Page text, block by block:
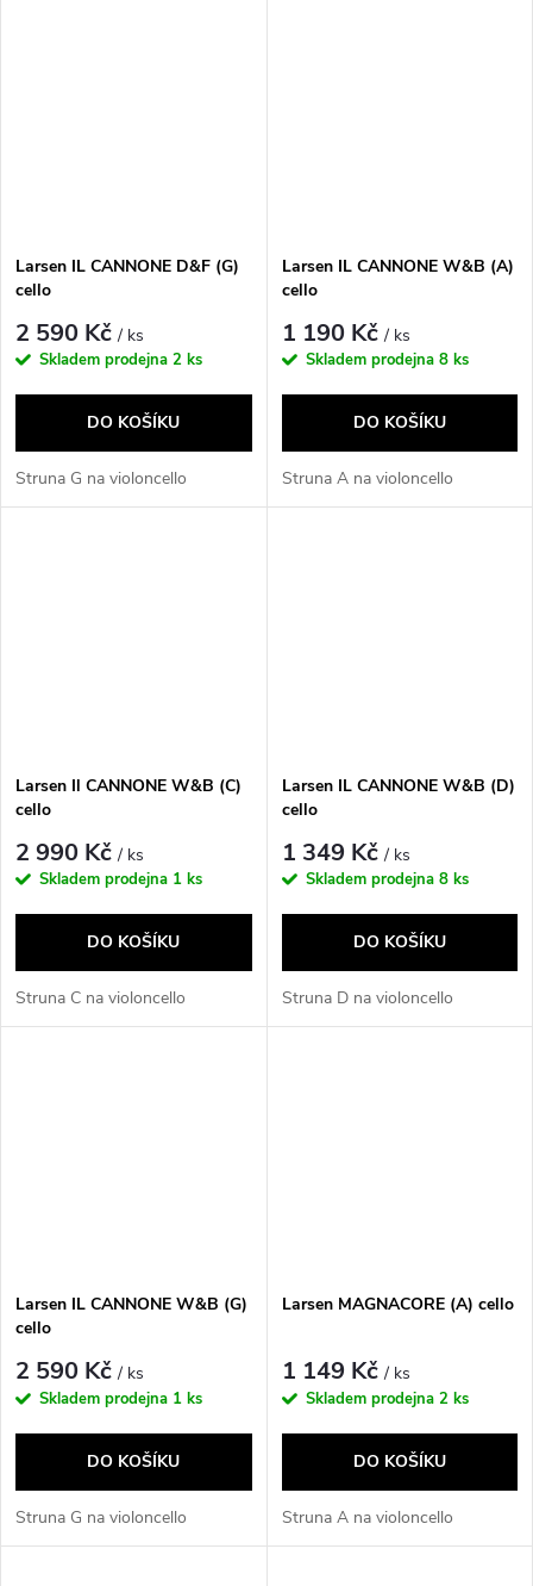
Larsen IL CANNONE D&F (G)
cello
2 590 Kč/ ks
Skladem prodejna 2 ks
DO KOŠÍKU
Struna G na violoncello
Larsen IL CANNONE W&B (A)
cello
1 190 Kč/ ks
Skladem prodejna 8 ks
DO KOŠÍKU
Struna A na violoncello
Larsen Il CANNONE W&B (C)
cello
2 990 Kč/ ks
Skladem prodejna 1 ks
DO KOŠÍKU
Struna C na violoncello
Larsen IL CANNONE W&B (D)
cello
1 349 Kč/ ks
Skladem prodejna 8 ks
DO KOŠÍKU
Struna D na violoncello
Larsen IL CANNONE W&B (G)
cello
2 590 Kč/ ks
Skladem prodejna 1 ks
DO KOŠÍKU
Struna G na violoncello
Larsen MAGNACORE (A) cello
1 149 Kč/ ks
Skladem prodejna 2 ks
DO KOŠÍKU
Struna A na violoncello